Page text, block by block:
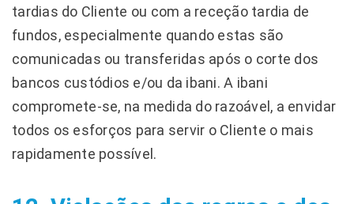
tardias do Cliente ou com a receção tardia de
fundos, especialmente quando estas são
comunicadas ou transferidas após o corte dos
bancos custódios e/ou da ibani. A ibani
compromete-se, na medida do razoável, a envidar
todos os esforços para servir o Cliente o mais
rapidamente possível.